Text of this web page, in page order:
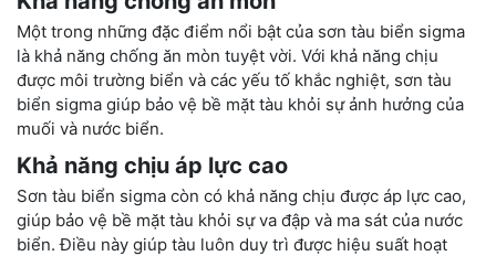
Một trong những đặc điểm nổi bật của sơn tàu biển sigma
là khả năng chống ăn mòn tuyệt vời. Với khả năng chịu
được môi trường biển và các yếu tố khắc nghiệt, sơn tàu
biển sigma giúp bảo vệ bề mặt tàu khỏi sự ảnh hưởng của
muối và nước biển.
Khả năng chịu áp lực cao
Sơn tàu biển sigma còn có khả năng chịu được áp lực cao,
giúp bảo vệ bề mặt tàu khỏi sự va đập và ma sát của nước
biển. Điều này giúp tàu luôn duy trì được hiệu suất hoạt